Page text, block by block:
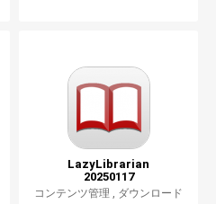
LazyLibrarian
20250117
コンテンツ管理 , ダウンロード